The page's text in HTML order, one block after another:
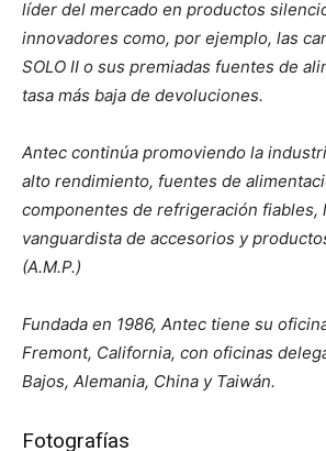
líder del mercado en productos
innovadores como, por ejemplo, las
SOLO II o sus premiadas fuentes de
tasa más baja de devoluciones.
Antec continúa promoviendo la
alto rendimiento, fuentes de
componentes de refrigeración fiables,
vanguardista de accesorios y
(A.M.P.)
Fundada en 1986, Antec tiene su
Fremont, California, con oficinas
Bajos, Alemania, China y Taiwán.
Fotografías